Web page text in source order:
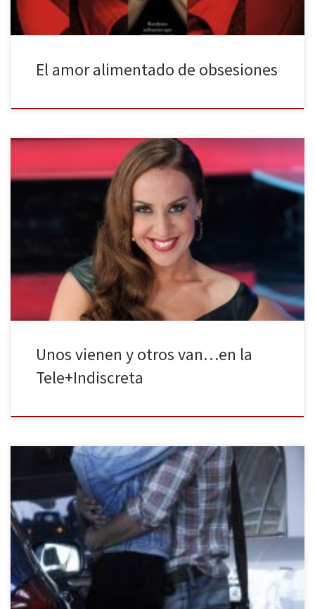
El amor alimentado de obsesiones
Antena 3 mueve dos fichas en una misma semana de cara a su
parrilla televisiva. El corazón del océano, sin haber cumplido las
expectativas de audiencia, se despide este miércoles con su
último capítulo. Mientras, A bailar! se coloca en el prime time del
martes intentado arrebatar el liderato a […]
Unos vienen y otros van…en la
Tele+Indiscreta
¿Os creíais que ya ibamos a dejar de hablar sobre el amor? Sí,
sabemos que San Valentín ya ha pasado (¡gracias a Dios!,
pensaréis muchos). Y como recompensa para todos aquellos
solteros que han conseguido superarlo sin pegarse un tiro a la
cabeza, os traemos esta semana las idas y […]